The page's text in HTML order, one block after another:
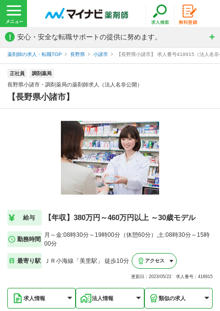
! 安心・安全な転職サポートの提供に努めます。
薬剤師の求人・転職TOP 長野県 小諸市 【長野県小諸市】 求人番号418915（法人名
正社員 調剤薬局
長野県小諸市・調剤薬局の薬剤師求人（法人名非公開）
【長野県小諸市】
給与 【年収】380万円～460万円以上 ～30歳モデル
勤務時間
月～金:08時30分～19時00分（休憩60分）,土:08時30分～15時
00分
最寄り駅 ＪＲ小海線「美里駅」 徒歩10分 アクセス
更新日：2023/05/22 求人番号：418915
求人情報 法人情報 類似の求人